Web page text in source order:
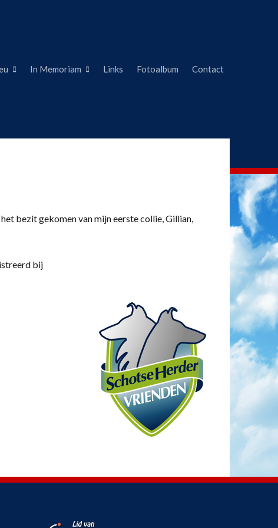
In Memoriam Links Fotoalbum Contact
bezit gekomen van mijn eerste collie, Gillian,
bij